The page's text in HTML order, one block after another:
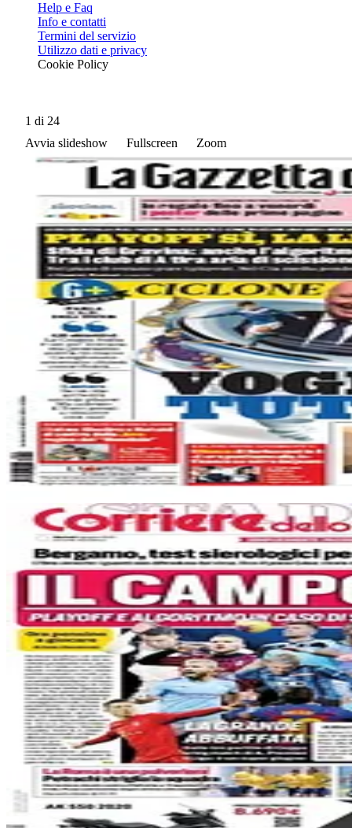
Help e Faq
Info e contatti
Termini del servizio
Utilizzo dati e privacy
Cookie Policy
1 di 24
Avvia slideshow
Fullscreen Zoom